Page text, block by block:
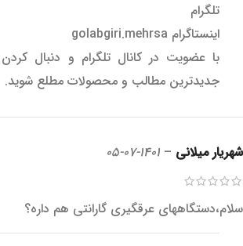
تلگرام
اینستاگرام golabgiri.mehrsa
با عضویت در کانال تلگرام و دنبال کردن
جدیدترین مطالب و محصولات مطلع شوید.
شهریار میلانی –
1401-07-05
سلام،دستگاههای عرقگیری گارانتی هم داره؟